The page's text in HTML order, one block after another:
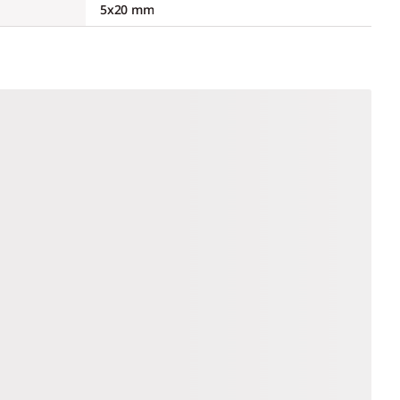
5x20 mm